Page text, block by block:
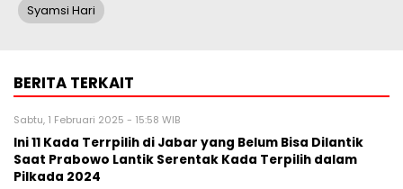
Syamsi Hari
BERITA TERKAIT
Sabtu, 1 Februari 2025 - 15:58 WIB
Ini 11 Kada Terrpilih di Jabar yang Belum Bisa Dilantik
Saat Prabowo Lantik Serentak Kada Terpilih dalam
Pilkada 2024